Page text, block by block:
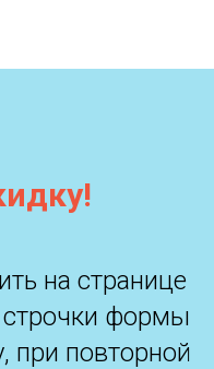
на странице
строчки формы
при повторной